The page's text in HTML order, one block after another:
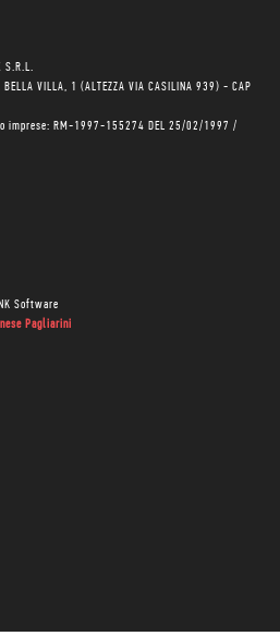
S.R.L.
VILLA, 1 (ALTEZZA VIA CASILINA 939) - CAP
imprese: RM-1997-155274 DEL 25/02/1997 /
Software
Pagliarini